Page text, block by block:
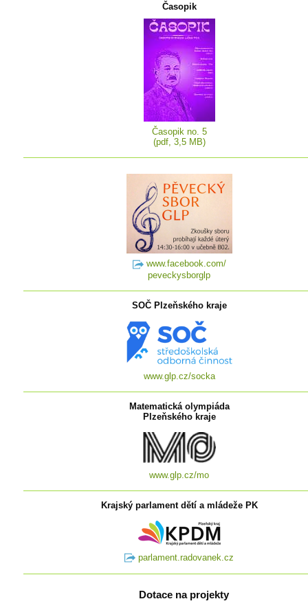
Časopik
Časopik no. 5
(pdf, 3,5 MB)
www.facebook.com/
peveckysborglp
SOČ Plzeňského kraje
www.glp.cz/socka
Matematická olympiáda
Plzeňského kraje
www.glp.cz/mo
Krajský parlament dětí a mládeže PK
parlament.radovanek.cz
Dotace na projekty